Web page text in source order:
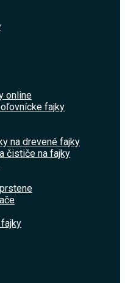
online
fajky
na drevené fajky
čističe na fajky